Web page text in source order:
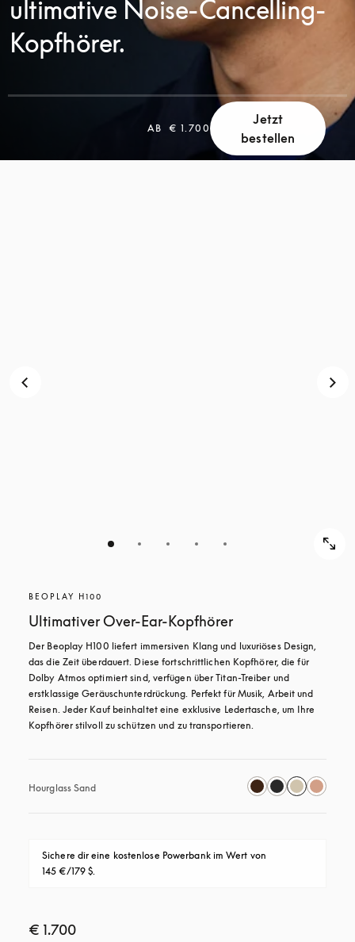
ultimative Noise-Cancelling-
Kopfhörer.
AB € 1.700
Jetzt
bestellen
BEOPLAY H100
Ultimativer Over-Ear-Kopfhörer
Der Beoplay H100 liefert immersiven Klang und luxuriöses Design,
das die Zeit überdauert. Diese fortschrittlichen Kopfhörer, die für
Dolby Atmos optimiert sind, verfügen über Titan-Treiber und
erstklassige Geräuschunterdrückung. Perfekt für Musik, Arbeit und
Reisen. Jeder Kauf beinhaltet eine exklusive Ledertasche, um Ihre
Kopfhörer stilvoll zu schützen und zu transportieren.
Hourglass Sand
Sichere dir eine kostenlose Powerbank im Wert von
145 €/179 $.
€ 1.700